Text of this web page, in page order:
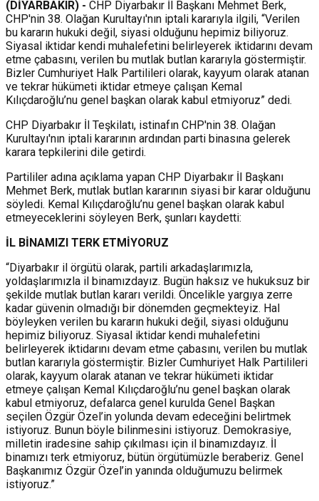
(DİYARBAKIR) - CHP Diyarbakır İl Başkanı Mehmet Berk,
CHP'nin 38. Olağan Kurultayı'nın iptali kararıyla ilgili, “Verilen
bu kararın hukuki değil, siyasi olduğunu hepimiz biliyoruz.
Siyasal iktidar kendi muhalefetini belirleyerek iktidarını devam
etme çabasını, verilen bu mutlak butlan kararıyla göstermiştir.
Bizler Cumhuriyet Halk Partilileri olarak, kayyum olarak atanan
ve tekrar hükümeti iktidar etmeye çalışan Kemal
Kılıçdaroğlu’nu genel başkan olarak kabul etmiyoruz” dedi.
CHP Diyarbakır İl Teşkilatı, istinafın CHP'nin 38. Olağan
Kurultayı'nın iptali kararının ardından parti binasına gelerek
karara tepkilerini dile getirdi.
Partililer adına açıklama yapan CHP Diyarbakır İl Başkanı
Mehmet Berk, mutlak butlan kararının siyasi bir karar olduğunu
söyledi. Kemal Kılıçdaroğlu’nu genel başkan olarak kabul
etmeyeceklerini söyleyen Berk, şunları kaydetti:
İL BİNAMIZI TERK ETMİYORUZ
“Diyarbakır il örgütü olarak, partili arkadaşlarımızla,
yoldaşlarımızla il binamızdayız. Bugün haksız ve hukuksuz bir
şekilde mutlak butlan kararı verildi. Öncelikle yargıya zerre
kadar güvenin olmadığı bir dönemden geçmekteyiz. Hal
böyleyken verilen bu kararın hukuki değil, siyasi olduğunu
hepimiz biliyoruz. Siyasal iktidar kendi muhalefetini
belirleyerek iktidarını devam etme çabasını, verilen bu mutlak
butlan kararıyla göstermiştir. Bizler Cumhuriyet Halk Partilileri
olarak, kayyum olarak atanan ve tekrar hükümeti iktidar
etmeye çalışan Kemal Kılıçdaroğlu’nu genel başkan olarak
kabul etmiyoruz, defalarca genel kurulda Genel Başkan
seçilen Özgür Özel’in yolunda devam edeceğini belirtmek
istiyoruz. Bunun böyle bilinmesini istiyoruz. Demokrasiye,
milletin iradesine sahip çıkılması için il binamızdayız. İl
binamızı terk etmiyoruz, bütün örgütümüzle beraberiz. Genel
Başkanımız Özgür Özel’in yanında olduğumuzu belirmek
istiyoruz.”